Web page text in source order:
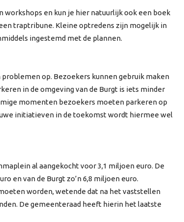
workshops en kun je hier natuurlijk ook een boek
traptribune. Kleine optredens zijn mogelijk in
ingestemd met de plannen.
op. Bezoekers kunnen gebruik maken
in de omgeving van de Burgt is iets minder
momenten bezoekers moeten parkeren op
initiatieven in de toekomst wordt hiermee wel
al aangekocht voor 3,1 miljoen euro. De
en van de Burgt zo’n 6,8 miljoen euro.
worden, wetende dat na het vaststellen
De gemeenteraad heeft hierin het laatste